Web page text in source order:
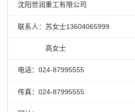
沈阳世润重工有限公司
联系人：苏女士13604065999
高女士
电话：024-87995555
传真：024-87995555